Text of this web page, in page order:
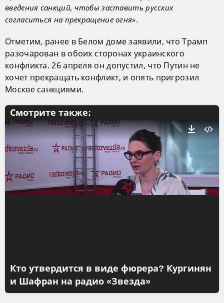
введения санкций, чтобы заставить русских
согласиться на прекращение огня».
Отметим, ранее в Белом доме заявили, что Трамп
разочарован в обоих сторонах украинского
конфликта. 26 апреля он допустил, что Путин не
хочет прекращать конфликт, и опять пригрозил
Москве санкциями.
Смотрите также:
Кто утвердится в виде фюрера? Кургинян
и Шафран на радио «Звезда»